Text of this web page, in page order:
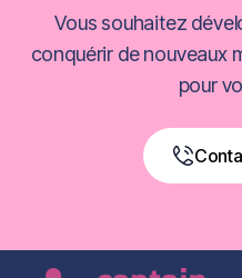
Vous souhaitez
conquérir de nouveaux
pour
Book